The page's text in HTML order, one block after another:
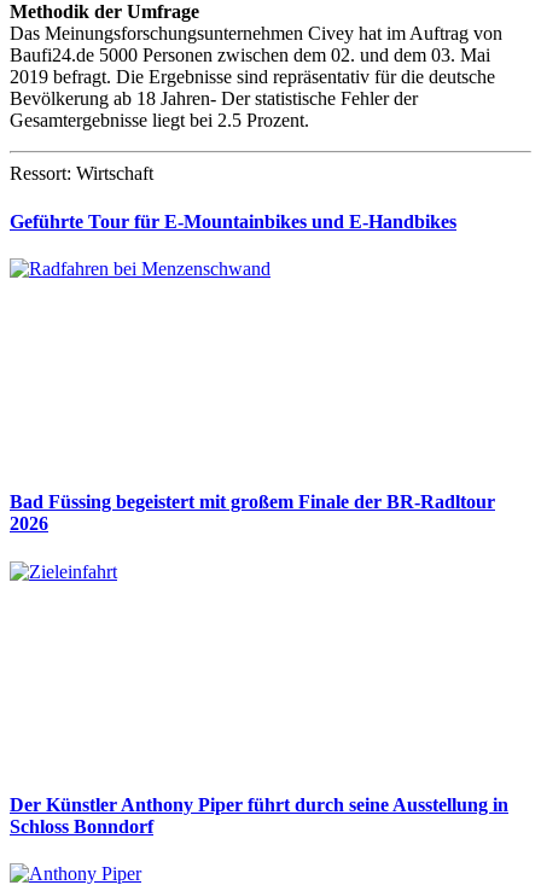
Methodik der Umfrage
Das Meinungsforschungsunternehmen Civey hat im Auftrag von
Baufi24.de 5000 Personen zwischen dem 02. und dem 03. Mai
2019 befragt. Die Ergebnisse sind repräsentativ für die deutsche
Bevölkerung ab 18 Jahren- Der statistische Fehler der
Gesamtergebnisse liegt bei 2.5 Prozent.
Ressort: Wirtschaft
Geführte Tour für E-Mountainbikes und E-Handbikes
Bad Füssing begeistert mit großem Finale der BR-Radltour
2026
Der Künstler Anthony Piper führt durch seine Ausstellung in
Schloss Bonndorf